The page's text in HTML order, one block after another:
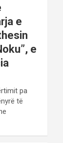
e
e
pa
të